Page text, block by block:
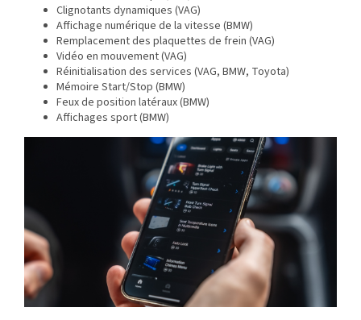
Clignotants dynamiques (VAG)
Affichage numérique de la vitesse (BMW)
Remplacement des plaquettes de frein (VAG)
Vidéo en mouvement (VAG)
Réinitialisation des services (VAG, BMW, Toyota)
Mémoire Start/Stop (BMW)
Feux de position latéraux (BMW)
Affichages sport (BMW)